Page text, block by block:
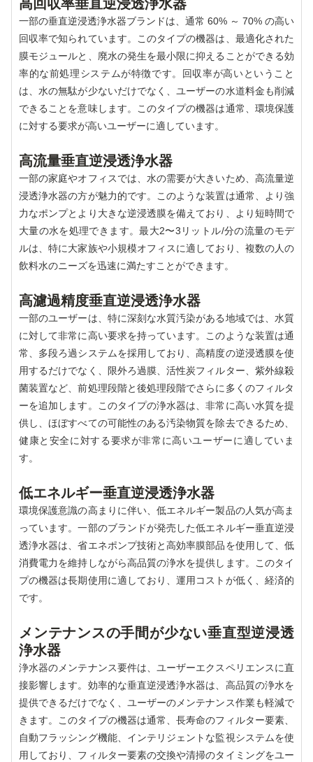
高回収率垂直逆浸透浄水器
一部の垂直逆浸透浄水器ブランドは、通常 60% ～ 70% の高い
回収率で知られています。このタイプの機器は、最適化された
膜モジュールと、廃水の発生を最小限に抑えることができる効
率的な前処理システムが特徴です。回収率が高いということ
は、水の無駄が少ないだけでなく、ユーザーの水道料金も削減
できることを意味します。このタイプの機器は通常、環境保護
に対する要求が高いユーザーに適しています。
高流量垂直逆浸透浄水器
一部の家庭やオフィスでは、水の需要が大きいため、高流量逆
浸透浄水器の方が魅力的です。このような装置は通常、より強
力なポンプとより大きな逆浸透膜を備えており、より短時間で
大量の水を処理できます。最大2〜3リットル/分の流量のモデ
ルは、特に大家族や小規模オフィスに適しており、複数の人の
飲料水のニーズを迅速に満たすことができます。
高濾過精度垂直逆浸透浄水器
一部のユーザーは、特に深刻な水質汚染がある地域では、水質
に対して非常に高い要求を持っています。このような装置は通
常、多段ろ過システムを採用しており、高精度の逆浸透膜を使
用するだけでなく、限外ろ過膜、活性炭フィルター、紫外線殺
菌装置など、前処理段階と後処理段階でさらに多くのフィルタ
ーを追加します。このタイプの浄水器は、非常に高い水質を提
供し、ほぼすべての可能性のある汚染物質を除去できるため、
健康と安全に対する要求が非常に高いユーザーに適していま
す。
低エネルギー垂直逆浸透浄水器
環境保護意識の高まりに伴い、低エネルギー製品の人気が高ま
っています。一部のブランドが発売した低エネルギー垂直逆浸
透浄水器は、省エネポンプ技術と高効率膜部品を使用して、低
消費電力を維持しながら高品質の浄水を提供します。このタイ
プの機器は長期使用に適しており、運用コストが低く、経済的
です。
メンテナンスの手間が少ない垂直型逆浸透
浄水器
浄水器のメンテナンス要件は、ユーザーエクスペリエンスに直
接影響します。効率的な垂直逆浸透浄水器は、高品質の浄水を
提供できるだけでなく、ユーザーのメンテナンス作業も軽減で
きます。このタイプの機器は通常、長寿命のフィルター要素、
自動フラッシング機能、インテリジェントな監視システムを使
用しており、フィルター要素の交換や清掃のタイミングをユー